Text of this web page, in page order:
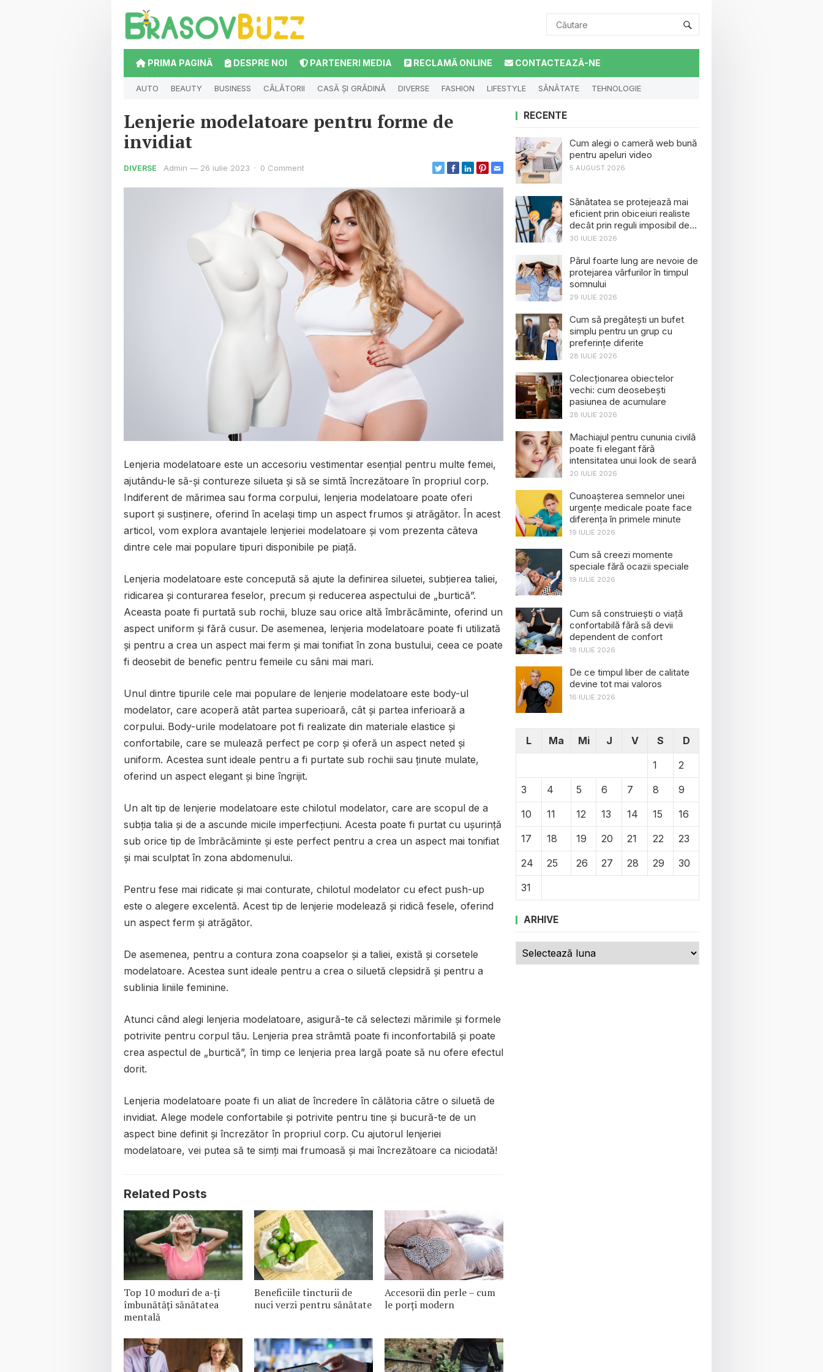
PRIMA PAGINĂ DESPRE NOI PARTENERI MEDIA RECLAMĂ ONLINE CONTACTEAZĂ-NE
AUTO BEAUTY BUSINESS CĂLĂTORII CASĂ ȘI GRĂDINĂ DIVERSE FASHION LIFESTYLE SĂNĂTATE TEHNOLOGIE
Lenjerie modelatoare pentru forme de
invidiat
DIVERSE Admin — 26 iulie 2023 · 0 Comment
Lenjeria modelatoare este un accesoriu vestimentar esențial pentru multe femei,
ajutându-le să-și contureze silueta și să se simtă încrezătoare în propriul corp.
Indiferent de mărimea sau forma corpului, lenjeria modelatoare poate oferi
suport și susținere, oferind în același timp un aspect frumos și atrăgător. În acest
articol, vom explora avantajele lenjeriei modelatoare și vom prezenta câteva
dintre cele mai populare tipuri disponibile pe piață.
Lenjeria modelatoare este concepută să ajute la definirea siluetei, subțierea taliei,
ridicarea și conturarea feselor, precum și reducerea aspectului de „burtică”.
Aceasta poate fi purtată sub rochii, bluze sau orice altă îmbrăcăminte, oferind un
aspect uniform și fără cusur. De asemenea, lenjeria modelatoare poate fi utilizată
și pentru a crea un aspect mai ferm și mai tonifiat în zona bustului, ceea ce poate
fi deosebit de benefic pentru femeile cu sâni mai mari.
Unul dintre tipurile cele mai populare de lenjerie modelatoare este body-ul
modelator, care acoperă atât partea superioară, cât și partea inferioară a
corpului. Body-urile modelatoare pot fi realizate din materiale elastice și
confortabile, care se mulează perfect pe corp și oferă un aspect neted și
uniform. Acestea sunt ideale pentru a fi purtate sub rochii sau ținute mulate,
oferind un aspect elegant și bine îngrijit.
Un alt tip de lenjerie modelatoare este chilotul modelator, care are scopul de a
subția talia și de a ascunde micile imperfecțiuni. Acesta poate fi purtat cu ușurință
sub orice tip de îmbrăcăminte și este perfect pentru a crea un aspect mai tonifiat
și mai sculptat în zona abdomenului.
Pentru fese mai ridicate și mai conturate, chilotul modelator cu efect push-up
este o alegere excelentă. Acest tip de lenjerie modelează și ridică fesele, oferind
un aspect ferm și atrăgător.
De asemenea, pentru a contura zona coapselor și a taliei, există și corsetele
modelatoare. Acestea sunt ideale pentru a crea o siluetă clepsidră și pentru a
sublinia liniile feminine.
Atunci când alegi lenjeria modelatoare, asigură-te că selectezi mărimile și formele
potrivite pentru corpul tău. Lenjeria prea strâmtă poate fi inconfortabilă și poate
crea aspectul de „burtică”, în timp ce lenjeria prea largă poate să nu ofere efectul
dorit.
Lenjeria modelatoare poate fi un aliat de încredere în călătoria către o siluetă de
invidiat. Alege modele confortabile și potrivite pentru tine și bucură-te de un
aspect bine definit și încrezător în propriul corp. Cu ajutorul lenjeriei
modelatoare, vei putea să te simți mai frumoasă și mai încrezătoare ca niciodată!
Related Posts
Top 10 moduri de a-ți
îmbunătăți sănătatea
mentală
Beneficiile tincturii de
nuci verzi pentru sănătate
Accesorii din perle – cum
le porți modern
RECENTE
Cum alegi o cameră web bună
pentru apeluri video
5 AUGUST 2026
Sănătatea se protejează mai
eficient prin obiceiuri realiste
decât prin reguli imposibil de
menținut
30 IULIE 2026
Părul foarte lung are nevoie de
protejarea vârfurilor în timpul
somnului
29 IULIE 2026
Cum să pregătești un bufet
simplu pentru un grup cu
preferințe diferite
28 IULIE 2026
Colecționarea obiectelor
vechi: cum deosebești
pasiunea de acumulare
28 IULIE 2026
Machiajul pentru cununia civilă
poate fi elegant fără
intensitatea unui look de seară
20 IULIE 2026
Cunoașterea semnelor unei
urgențe medicale poate face
diferența în primele minute
19 IULIE 2026
Cum să creezi momente
speciale fără ocazii speciale
19 IULIE 2026
Cum să construiești o viață
confortabilă fără să devii
dependent de confort
18 IULIE 2026
De ce timpul liber de calitate
devine tot mai valoros
16 IULIE 2026
L Ma Mi J V S
D
1
2
3
4 5 6 7 8
9
10
11 12 13 14 15
16
17
18 19 20 21 22
23
24
25 26 27 28 29
30
31
ARHIVE
Arhive